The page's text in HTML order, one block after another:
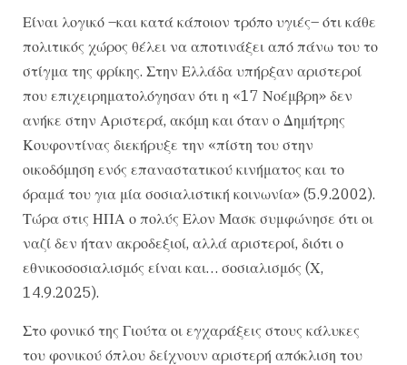
Είναι λογικό –και κατά κάποιον τρόπο υγιές– ότι κάθε
πολιτικός χώρος θέλει να αποτινάξει από πάνω του το
στίγμα της φρίκης. Στην Ελλάδα υπήρξαν αριστεροί
που επιχειρηματολόγησαν ότι η «17 Νοέμβρη» δεν
ανήκε στην Αριστερά, ακόμη και όταν ο Δημήτρης
Κουφοντίνας διεκήρυξε την «πίστη του στην
οικοδόμηση ενός επαναστατικού κινήματος και το
όραμά του για μία σοσιαλιστική κοινωνία» (5.9.2002).
Τώρα στις ΗΠΑ ο πολύς Ελον Μασκ συμφώνησε ότι οι
ναζί δεν ήταν ακροδεξιοί, αλλά αριστεροί, διότι ο
εθνικοσοσιαλισμός είναι και… σοσιαλισμός (Χ,
14.9.2025).
Στο φονικό της Γιούτα οι εγχαράξεις στους κάλυκες
του φονικού όπλου δείχνουν αριστερή απόκλιση του